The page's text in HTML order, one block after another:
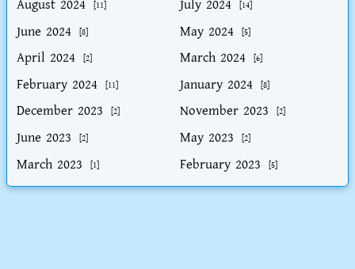
August 2024 [11] July 2024 [14]
June 2024 [8] May 2024 [5]
April 2024 [2] March 2024 [6]
February 2024 [11] January 2024 [8]
December 2023 [2] November 2023 [2]
June 2023 [2] May 2023 [2]
March 2023 [1] February 2023 [5]